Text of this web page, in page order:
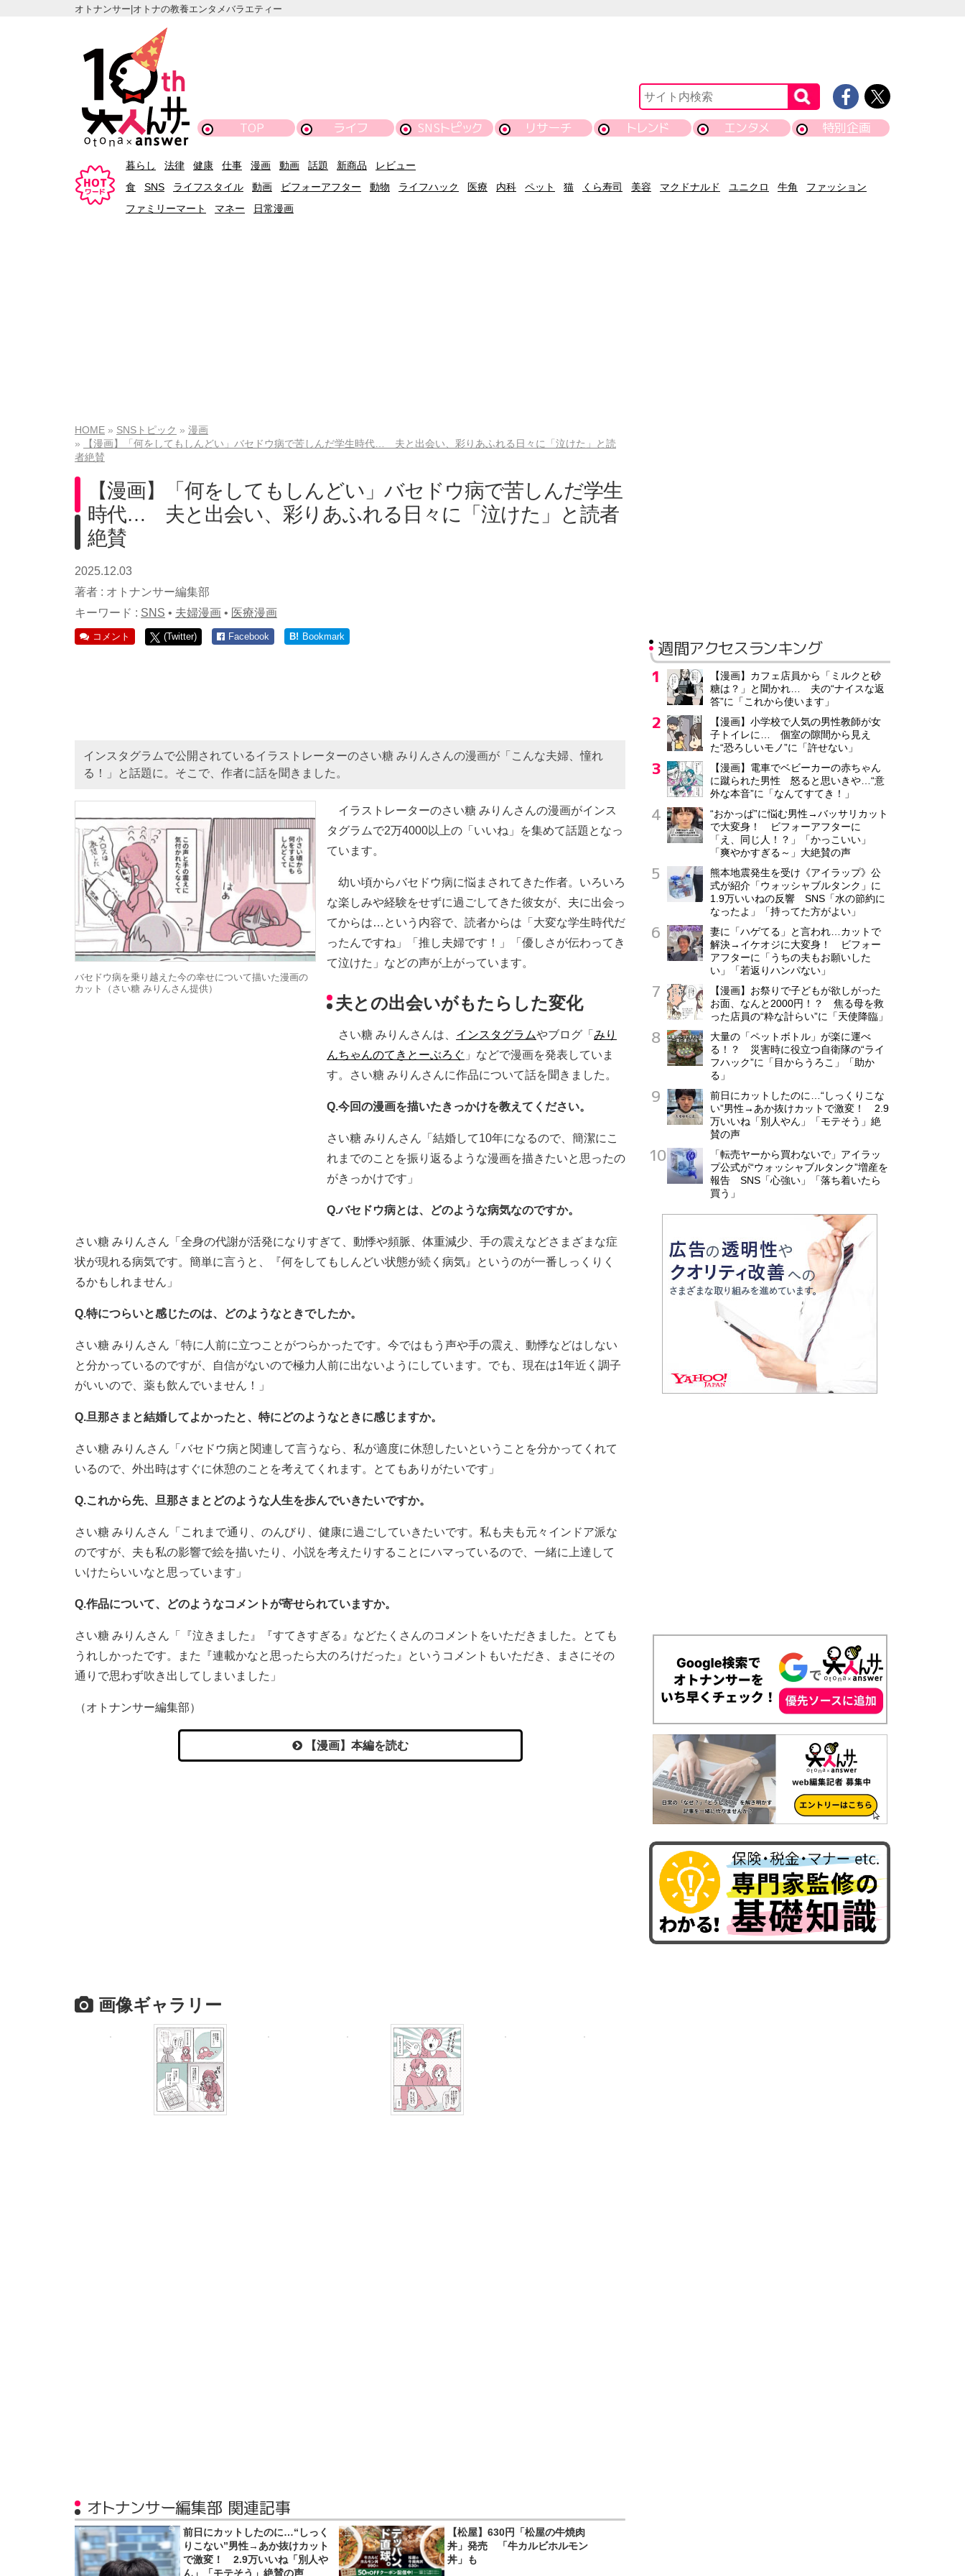
オトナンサー|オトナの教養エンタメバラエティー
TOP ライフ SNSトピック リサーチ トレンド エンタメ 特別企画
暮らし 法律 健康 仕事 漫画 動画 話題 新商品
レビュー
食
SNS ライフスタイル 動画 ビフォーアフター 動物 ライフハック 医療 内科 ペット 猫 くら寿司 美容 マクドナルド ユニクロ 牛角
ファッション
ファミリーマート
マネー 日常漫画
HOME SNSトピック
漫画
【漫画】「何をしてもしんどい」バセドウ病で苦しんだ学生時代… 夫と出会い、彩りあふれる日々に「泣けた」と読
者絶賛
【漫画】「何をしてもしんどい」バセドウ病で苦しんだ学生
時代… 夫と出会い、彩りあふれる日々に「泣けた」と読者
絶賛
2025.12.03
著者 : オトナンサー編集部
キーワード : SNS • 夫婦漫画 • 医療漫画
コメント (Twitter) Facebook B! Bookmark
インスタグラムで公開されているイラストレーターのさい糖 みりんさんの漫画が「こんな夫婦、憧れ
る！」と話題に。そこで、作者に話を聞きました。
バセドウ病を乗り越えた今の幸せについて描いた漫画の
カット（さい糖 みりんさん提供）
イラストレーターのさい糖 みりんさんの漫画がインス
タグラムで2万4000以上の「いいね」を集めて話題となっ
ています。
幼い頃からバセドウ病に悩まされてきた作者。いろいろ
な楽しみや経験をせずに過ごしてきた彼女が、夫に出会っ
てからは…という内容で、読者からは「大変な学生時代だ
ったんですね」「推し夫婦です！」「優しさが伝わってき
て泣けた」などの声が上がっています。
夫との出会いがもたらした変化
さい糖 みりんさんは、 インスタグラムやブログ「 みり
んちゃんのてきとーぶろぐ 」などで漫画を発表していま
す。さい糖 みりんさんに作品について話を聞きました。
Q.今回の漫画を描いたきっかけを教えてください。
さい糖 みりんさん「結婚して10年になるので、簡潔にこ
れまでのことを振り返るような漫画を描きたいと思ったの
がきっかけです」
Q.バセドウ病とは、どのような病気なのですか。
さい糖 みりんさん「全身の代謝が活発になりすぎて、動悸や頻脈、体重減少、手の震えなどさまざまな症
状が現れる病気です。簡単に言うと、『何をしてもしんどい状態が続く病気』というのが一番しっくりく
るかもしれません」
Q.特につらいと感じたのは、どのようなときでしたか。
さい糖 みりんさん「特に人前に立つことがつらかったです。今ではもう声や手の震え、動悸などはしない
と分かっているのですが、自信がないので極力人前に出ないようにしています。でも、現在は1年近く調子
がいいので、薬も飲んでいません！」
Q.旦那さまと結婚してよかったと、特にどのようなときに感じますか。
さい糖 みりんさん「バセドウ病と関連して言うなら、私が適度に休憩したいということを分かってくれて
いるので、外出時はすぐに休憩のことを考えてくれます。とてもありがたいです」
Q.これから先、旦那さまとどのような人生を歩んでいきたいですか。
さい糖 みりんさん「これまで通り、のんびり、健康に過ごしていきたいです。私も夫も元々インドア派な
のですが、夫も私の影響で絵を描いたり、小説を考えたりすることにハマっているので、一緒に上達して
いけたらいいなと思っています」
Q.作品について、どのようなコメントが寄せられていますか。
さい糖 みりんさん「『泣きました』『すてきすぎる』などたくさんのコメントをいただきました。とても
うれしかったです。また『連載かなと思ったら大のろけだった』というコメントもいただき、まさにその
通りで思わず吹き出してしまいました」
（オトナンサー編集部）
【漫画】本編を読む
画像ギャラリー
オトナンサー編集部 関連記事
前日にカットしたのに…“しっく
りこない”男性→あか抜けカット
で激変！ 2.9万いいね「別人や
ん」「モテそう」絶賛の声
【松屋】630円「松屋の牛焼肉
丼」発売 「牛カルビホルモン
丼」も
週間アクセスランキング
【漫画】カフェ店員から「ミルクと砂
糖は？」と聞かれ… 夫の“ナイスな返
答”に「これから使います」
【漫画】小学校で人気の男性教師が女
子トイレに… 個室の隙間から見え
た“恐ろしいモノ”に「許せない」
【漫画】電車でベビーカーの赤ちゃん
に蹴られた男性 怒ると思いきや…“意
外な本音”に「なんてすてき！」
“おかっぱ”に悩む男性→バッサリカット
で大変身！ ビフォーアフターに
「え、同じ人！？」「かっこいい」
「爽やかすぎる～」大絶賛の声
熊本地震発生を受け《アイラップ》公
式が紹介「ウォッシャブルタンク」に
1.9万いいねの反響 SNS「水の節約に
なったよ」「持ってた方がよい」
妻に「ハゲてる」と言われ…カットで
解決→イケオジに大変身！ ビフォー
アフターに「うちの夫もお願いした
い」「若返りハンパない」
【漫画】お祭りで子どもが欲しがった
お面、なんと2000円！？ 焦る母を救
った店員の“粋な計らい”に「天使降臨」
大量の「ペットボトル」が楽に運べ
る！？ 災害時に役立つ自衛隊の“ライ
フハック”に「目からうろこ」「助か
る」
前日にカットしたのに…“しっくりこな
い”男性→あか抜けカットで激変！ 2.9
万いいね「別人やん」「モテそう」絶
賛の声
「転売ヤーから買わないで」アイラッ
プ公式が“ウォッシャブルタンク”増産を
報告 SNS「心強い」「落ち着いたら
買う」